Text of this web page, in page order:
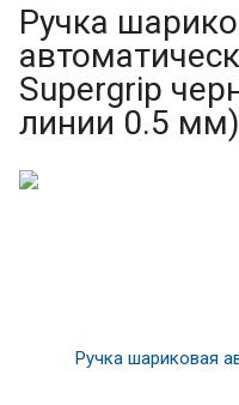
Ручка
Supergrip
линии 0.5 мм)